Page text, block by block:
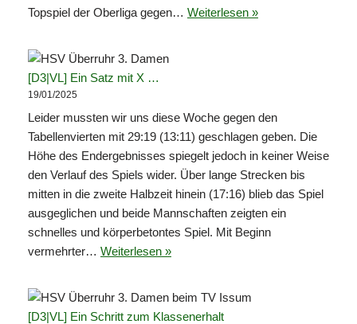
Topspiel der Oberliga gegen… Weiterlesen »
[D3|VL] Ein Satz mit X …
19/01/2025
Leider mussten wir uns diese Woche gegen den
Tabellenvierten mit 29:19 (13:11) geschlagen geben. Die
Höhe des Endergebnisses spiegelt jedoch in keiner Weise
den Verlauf des Spiels wider. Über lange Strecken bis
mitten in die zweite Halbzeit hinein (17:16) blieb das Spiel
ausgeglichen und beide Mannschaften zeigten ein
schnelles und körperbetontes Spiel. Mit Beginn
vermehrter… Weiterlesen »
[D3|VL] Ein Schritt zum Klassenerhalt